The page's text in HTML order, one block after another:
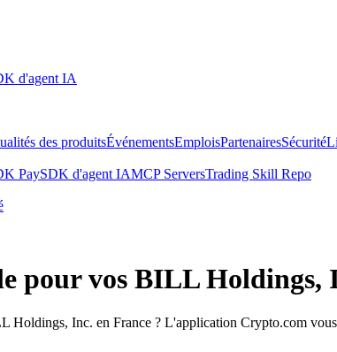
d'agent IA
des produitsÉvénementsEmploisPartenairesSécurité
PaySDK d'agent IAMCP ServersTrading Skill Repo
pour vos BILL Holdings,
Holdings, Inc. en France ? L'application Crypto.com